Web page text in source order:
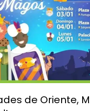
de Oriente,